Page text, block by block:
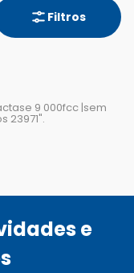
Filtros
9 000fcc |sem
23971".
e